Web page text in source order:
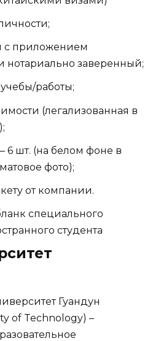
с приложением
заверенный;
работы;
(легализованная в
6 шт. (на белом фоне в
фото);
от компании.
специального
студента
Гуандун
of Technology) –